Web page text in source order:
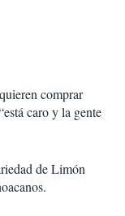
comprar
caro y la gente
de Limón